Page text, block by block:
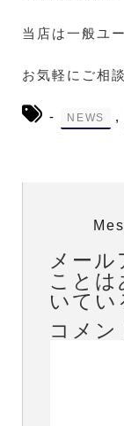
当店は一般ユ
お気軽にご相
- NEWS ,
メー
ことは
いてい
コメン